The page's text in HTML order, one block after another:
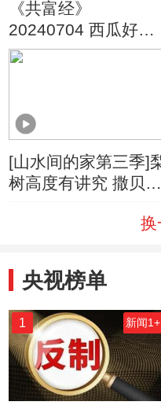
《共富经》
20240704 西瓜好吃
全在瓤上
[山水间的家第三季]
树高度有讲究 撒贝宁
换
央视榜单
1 新闻